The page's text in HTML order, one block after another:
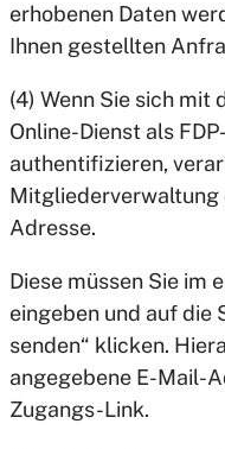
erhobenen Daten
Ihnen gestellten
(4) Wenn Sie sich mit
Online-Dienst als
authentifizieren,
Mitgliederverwaltung
Adresse.
Diese müssen Sie im
eingeben und auf die
senden“ klicken.
angegebene E-Mail-
Zugangs-Link.